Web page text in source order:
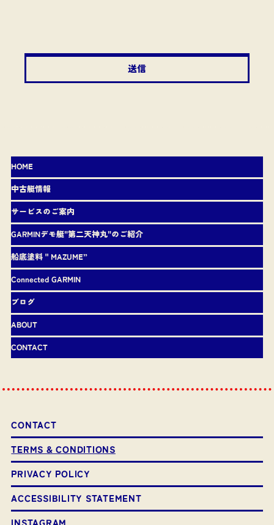
送信
HOME
中古艇情報
サービスのご案内
GARMINデモ艇"第二天神丸"のご紹介
船底塗料＂MAZUME”
Connected GARMIN
ブログ
ABOUT
CONTACT
CONTACT
TERMS & CONDITIONS
PRIVACY POLICY
ACCESSIBILITY STATEMENT
INSTAGRAM